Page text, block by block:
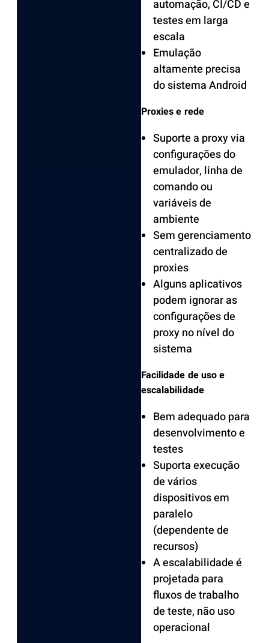
automação, CI/CD e
testes em larga
escala
Emulação
altamente precisa
do sistema Android
Proxies e rede
Suporte a proxy via
configurações do
emulador, linha de
comando ou
variáveis de
ambiente
Sem gerenciamento
centralizado de
proxies
Alguns aplicativos
podem ignorar as
configurações de
proxy no nível do
sistema
Facilidade de uso e
escalabilidade
Bem adequado para
desenvolvimento e
testes
Suporta execução
de vários
dispositivos em
paralelo
(dependente de
recursos)
A escalabilidade é
projetada para
fluxos de trabalho
de teste, não uso
operacional